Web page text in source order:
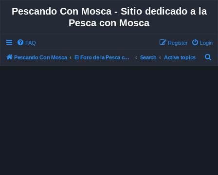
Pescando Con Mosca - Sitio dedicado a la
Pesca con Mosca
FAQ Login
Register
Pescando Con Mosca El Foro de la Pesca con Mosca en Chile Search Active topics